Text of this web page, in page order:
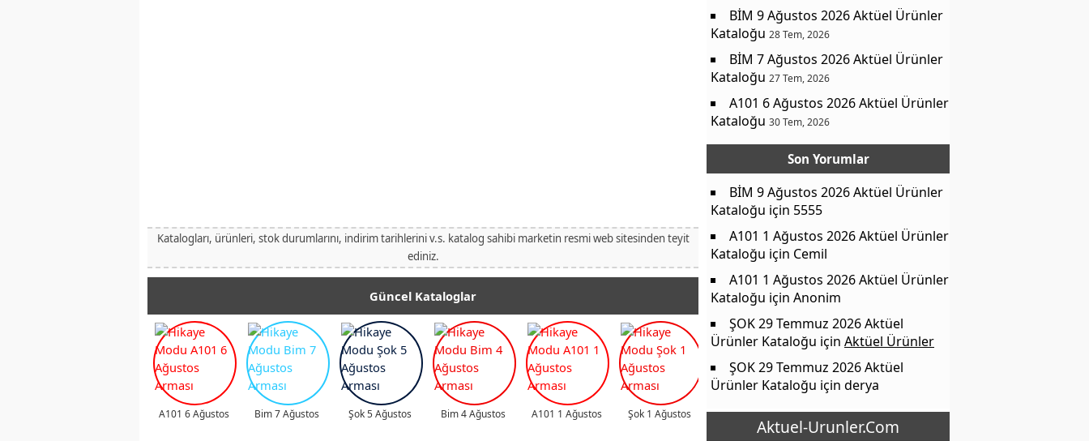
Katalogları, ürünleri, stok durumlarını, indirim tarihlerini v.s. katalog sahibi marketin resmi web sitesinden teyit
ediniz.
Güncel Kataloglar
A101 6 Ağustos Bim 7 Ağustos Şok 5 Ağustos Bim 4 Ağustos A101 1 Ağustos Şok 1 Ağustos
BİM 9 Ağustos 2026 Aktüel Ürünler
Kataloğu 28 Tem, 2026
BİM 7 Ağustos 2026 Aktüel Ürünler
Kataloğu 27 Tem, 2026
A101 6 Ağustos 2026 Aktüel Ürünler
Kataloğu 30 Tem, 2026
Son Yorumlar
BİM 9 Ağustos 2026 Aktüel Ürünler
Kataloğu için 5555
A101 1 Ağustos 2026 Aktüel Ürünler
Kataloğu için Cemil
A101 1 Ağustos 2026 Aktüel Ürünler
Kataloğu için Anonim
ŞOK 29 Temmuz 2026 Aktüel
Ürünler Kataloğu için Aktüel Ürünler
ŞOK 29 Temmuz 2026 Aktüel
Ürünler Kataloğu için derya
Aktuel-Urunler.Com